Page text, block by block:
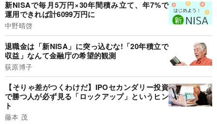
新NISAで毎月5万円×30年間積み立て、年7%で
運用できれば計6099万円に
中野晴啓
退職金は「新NISA」に突っ込むな!「20年積立で
収益」なんて金融庁の希望的観測
荻原博子
【そりゃ差がつくわけだ】IPOセカンダリー投資
で勝つ人が必ず見る「ロックアップ」というヒン
ト
藤本 茂